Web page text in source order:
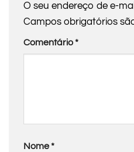
O seu endereço de e-
Campos obrigatórios
Comentário*
Nome*